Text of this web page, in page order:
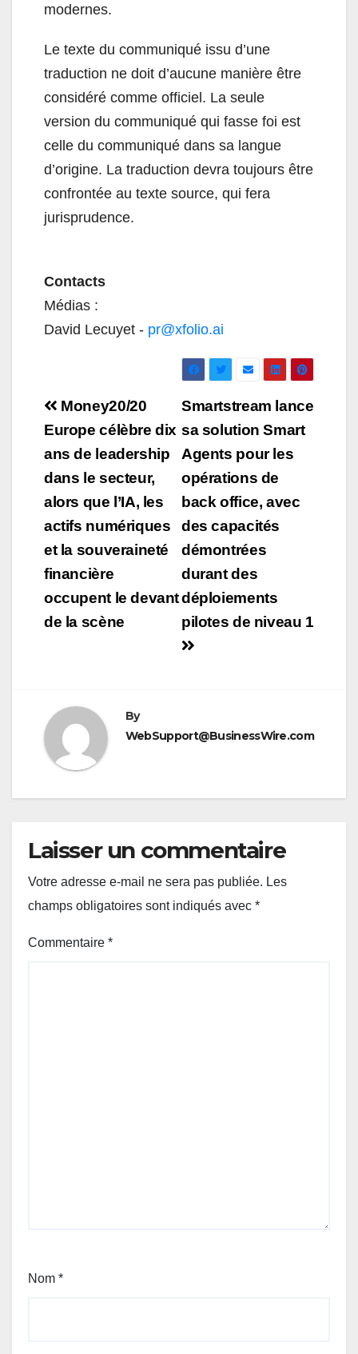
modernes.
Le texte du communiqué issu d’une
traduction ne doit d’aucune manière être
considéré comme officiel. La seule
version du communiqué qui fasse foi est
celle du communiqué dans sa langue
d’origine. La traduction devra toujours être
confrontée au texte source, qui fera
jurisprudence.
Contacts
Médias :
David Lecuyet - pr@xfolio.ai
Navigation
de
l’article
Smartstream lance
sa solution Smart
Agents pour les
opérations de
back office, avec
des capacités
démontrées
durant des
déploiements
pilotes de niveau 1
Money20/20
Europe célèbre dix
ans de leadership
dans le secteur,
alors que l’IA, les
actifs numériques
et la souveraineté
financière
occupent le devant
de la scène
By
WebSupport@BusinessWire.com
Laisser un commentaire
Votre adresse e-mail ne sera pas publiée. Les
champs obligatoires sont indiqués avec *
Commentaire *
Nom *